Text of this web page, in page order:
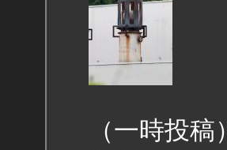
（一時投稿）